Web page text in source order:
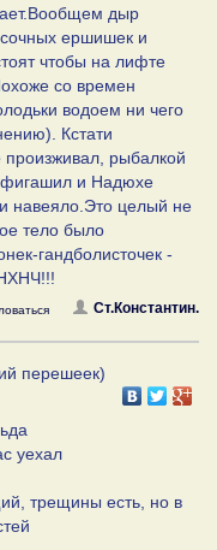
дыр
ершишек и
чтобы на лифте
со времен
водоем ни чего
Кстати
рыбалкой
фигашил и Надюхе
навеяло.Это целый не
тело было
гандболисточек -
Ст.Константин.
перешеек)
уехал
трещины есть, но в